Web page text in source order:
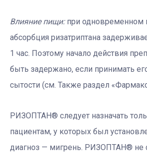
Влияние пищи:при одновременном
абсорбция ризатриптана
1 час. Поэтому начало действия
быть задержано, если принимать
сытости (см. Также раздел
РИЗОПТАН® следует назначать
пациентам, у которых был
диагноз — мигрень. РИЗОПТАН® не